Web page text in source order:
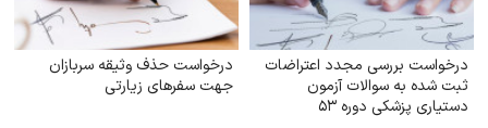
درخواست بررسی مجدد اعتراضات
ثبت شده به سوالات آزمون
دستیاری پزشکی دوره ۵۳
درخواست حذف وثیقه سربازان
جهت سفرهای زیارتی